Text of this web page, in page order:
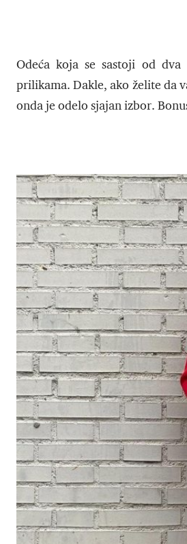
Odeća koja se sastoji od
prilikama. Dakle, ako želite da
onda je odelo sjajan izbor.